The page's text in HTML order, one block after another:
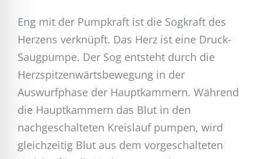
Eng mit der Pumpkraft ist die Sogkraft des
Herzens verknüpft. Das Herz ist eine Druck-
Saugpumpe. Der Sog entsteht durch die
Herzspitzenwärtsbewegung in der
Auswurfphase der Hauptkammern. Während
die Hauptkammern das Blut in den
nachgeschalteten Kreislauf pumpen, wird
gleichzeitig Blut aus dem vorgeschalteten